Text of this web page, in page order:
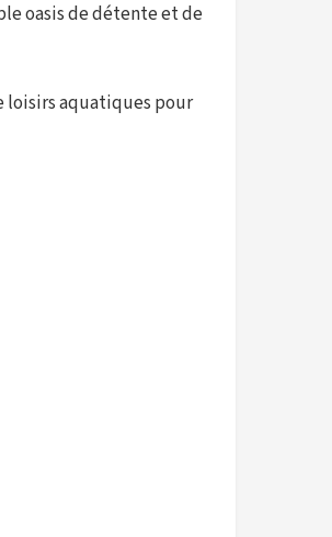
oasis de détente et de
loisirs aquatiques pour